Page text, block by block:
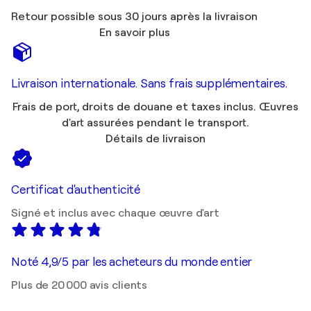
Retour possible sous 30 jours après la livraison
En savoir plus
Livraison internationale. Sans frais supplémentaires.
Frais de port, droits de douane et taxes inclus. Œuvres
d'art assurées pendant le transport.
Détails de livraison
Certificat d'authenticité
Signé et inclus avec chaque œuvre d'art
Noté 4,9/5 par les acheteurs du monde entier
Plus de 20 000 avis clients